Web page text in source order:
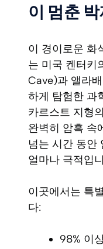
이 멈춘 박
이 경이로운 화
는 미국 켄터키
Cave)과 앨라
하게 탐험한 과
카르스트 지형
완벽히 암흑 속
넘는 시간 동안
얼마나 극적입
이곳에서는 특
다:
98% 이